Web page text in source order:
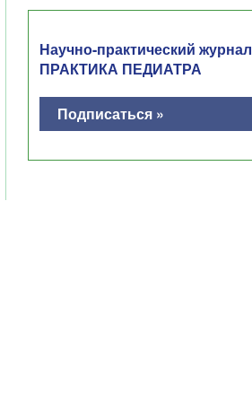
Научно-практический журнал
ПРАКТИКА ПЕДИАТРА
Подписаться »